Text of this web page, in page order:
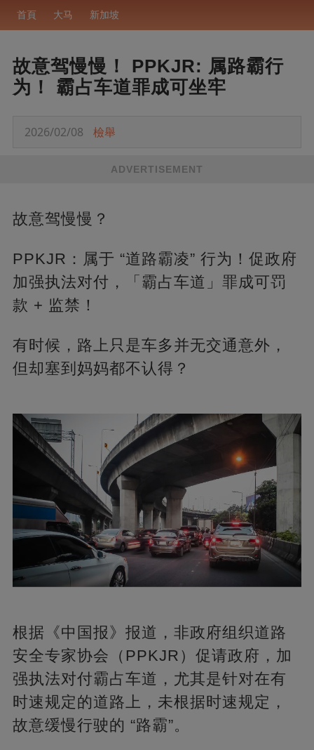
首頁 大马 新加坡
故意驾慢慢！ PPKJR: 属路霸行
为！ 霸占车道罪成可坐牢
2026/02/08 檢舉
ADVERTISEMENT
故意驾慢慢？
PPKJR：属于 “道路霸凌” 行为！促政府
加强执法对付，「霸占车道」罪成可罚
款 + 监禁！
有时候，路上只是车多并无交通意外，
但却塞到妈妈都不认得？
根据《中国报》报道，非政府组织道路
安全专家协会（PPKJR）促请政府，加
强执法对付霸占车道，尤其是针对在有
时速规定的道路上，未根据时速规定，
故意缓慢行驶的 “路霸”。